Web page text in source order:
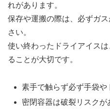
れがあります。
保存や運搬の際は、必ずガ
さい。
使い終わったドライアイス
ることが大切です。
素手で触らず必ず手袋や
密閉容器は破裂リスクが